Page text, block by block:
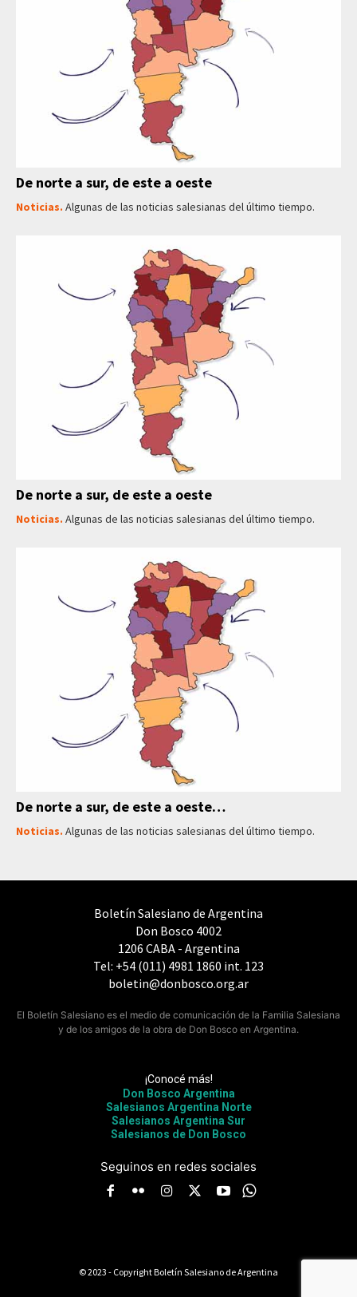
De norte a sur, de este a oeste
Noticias. Algunas de las noticias salesianas del último tiempo.
De norte a sur, de este a oeste
Noticias. Algunas de las noticias salesianas del último tiempo.
De norte a sur, de este a oeste…
Noticias. Algunas de las noticias salesianas del último tiempo.
Boletín Salesiano de Argentina
Don Bosco 4002
1206 CABA - Argentina
Tel: +54 (011) 4981 1860 int. 123
boletin@donbosco.org.ar
El Boletín Salesiano es el medio de comunicación de la Familia Salesiana
y de los amigos de la obra de Don Bosco en Argentina.
¡Conocé más!
Don Bosco Argentina
Salesianos Argentina Norte
Salesianos Argentina Sur
Salesianos de Don Bosco
Seguinos en redes sociales
© 2023 - Copyright Boletín Salesiano de Argentina